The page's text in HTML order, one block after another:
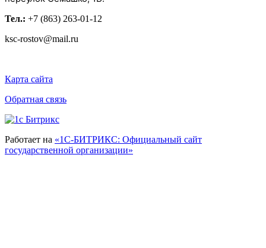
Тел.: +7 (863) 263-01-12
ksc-rostov@mail.ru
Карта сайта
Обратная связь
Работает на «1С-БИТРИКС: Официальный сайт
государственной организации»